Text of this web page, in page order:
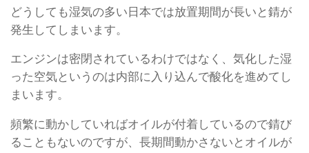
どうしても湿気の多い日本では放置期間が長いと錆が
発生してしまいます。
エンジンは密閉されているわけではなく、気化した湿
った空気というのは内部に入り込んで酸化を進めてし
まいます。
頻繁に動かしていればオイルが付着しているので錆び
ることもないのですが、長期間動かさないとオイルが